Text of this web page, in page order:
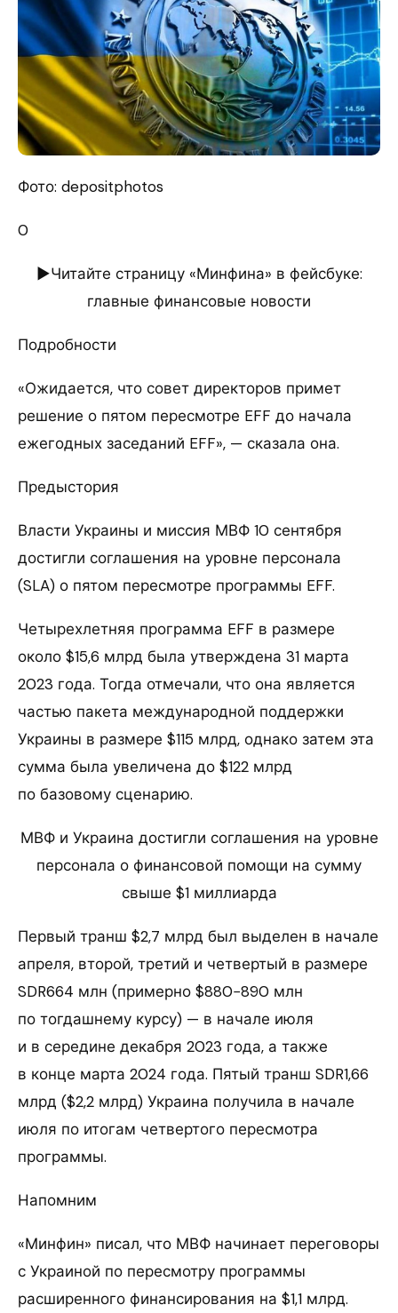
Фото: depositphotos
0
►Читайте страницу «Минфина» в фейсбуке:
главные финансовые новости
Подробности
«Ожидается, что совет директоров примет
решение о пятом пересмотре EFF до начала
ежегодных заседаний EFF», — сказала она.
Предыстория
Власти Украины и миссия МВФ 10 сентября
достигли соглашения на уровне персонала
(SLA) о пятом пересмотре программы EFF.
Четырехлетняя программа EFF в размере
около $15,6 млрд была утверждена 31 марта
2023 года. Тогда отмечали, что она является
частью пакета международной поддержки
Украины в размере $115 млрд, однако затем эта
сумма была увеличена до $122 млрд
по базовому сценарию.
МВФ и Украина достигли соглашения на уровне
персонала о финансовой помощи на сумму
свыше $1 миллиарда
Первый транш $2,7 млрд был выделен в начале
апреля, второй, третий и четвертый в размере
SDR664 млн (примерно $880−890 млн
по тогдашнему курсу) — в начале июля
и в середине декабря 2023 года, а также
в конце марта 2024 года. Пятый транш SDR1,66
млрд ($2,2 млрд) Украина получила в начале
июля по итогам четвертого пересмотра
программы.
Напомним
«Минфин» писал, что МВФ начинает переговоры
с Украиной по пересмотру программы
расширенного финансирования на $1,1 млрд.